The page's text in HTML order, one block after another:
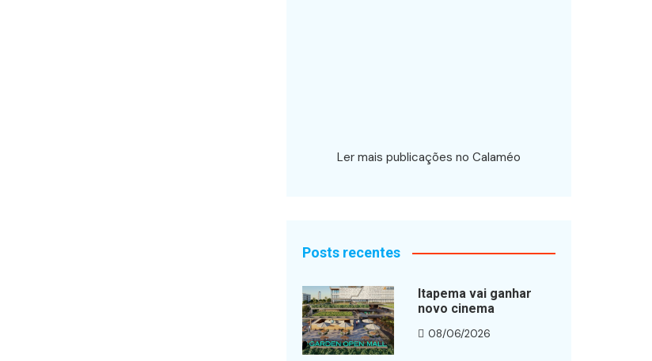
Ler mais publicações no Calaméo
Posts recentes
Itapema vai ganhar
novo cinema
08/06/2026